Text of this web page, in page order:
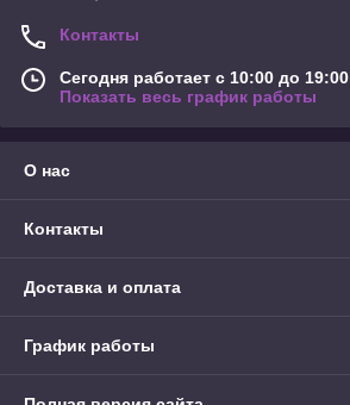
Контакты
Сегодня работает с 10:00 до 19:00
Показать весь график работы
О нас
Контакты
Доставка и оплата
График работы